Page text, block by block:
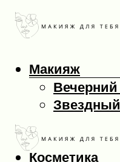
Макияж
Макияж
Макияж
Косметика